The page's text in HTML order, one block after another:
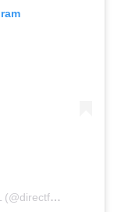
A post shared by DIRECT FÚTBOL (@directfutbolec)